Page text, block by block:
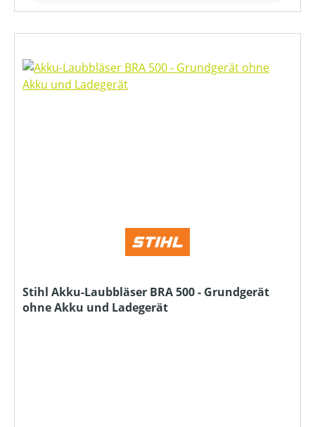
Stihl Akku-Laubbläser BRA 500 - Grundgerät
ohne Akku und Ladegerät